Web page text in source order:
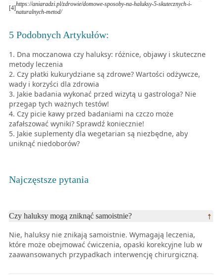
[4]
https://aniaradzi.pl/zdrowie/domowe-sposoby-na-haluksy-5-skutecznych-i-
naturalnych-metod/
5 Podobnych Artykułów:
Dna moczanowa czy haluksy: różnice, objawy i skuteczne
metody leczenia
Czy płatki kukurydziane są zdrowe? Wartości odżywcze,
wady i korzyści dla zdrowia
Jakie badania wykonać przed wizytą u gastrologa? Nie
przegap tych ważnych testów!
Czy picie kawy przed badaniami na czczo może
zafałszować wyniki? Sprawdź koniecznie!
Jakie suplementy dla wegetarian są niezbędne, aby
uniknąć niedoborów?
Najczęstsze pytania
Czy haluksy mogą zniknąć samoistnie?
Nie, haluksy nie znikają samoistnie. Wymagają leczenia,
które może obejmować ćwiczenia, opaski korekcyjne lub w
zaawansowanych przypadkach interwencję chirurgiczną.